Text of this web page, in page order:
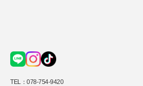
TEL：078-754-9420